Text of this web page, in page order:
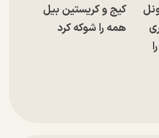
کیج و کریستین بیل
همه را شوکه کرد